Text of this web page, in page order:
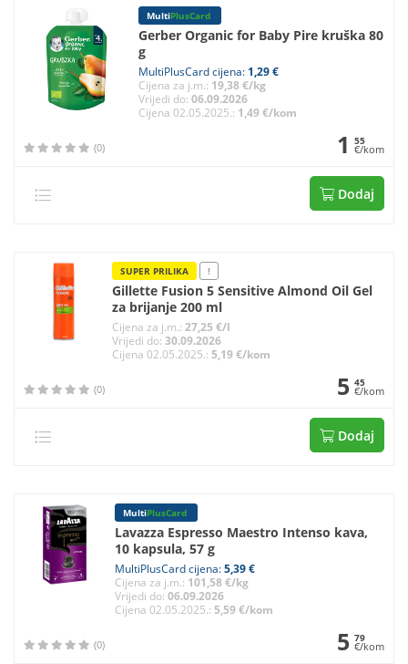
MultiPlusCard
Gerber Organic for Baby Pire kruška 80
g
MultiPlusCard cijena: 1,29 €
Cijena za j.m.: 19,38 €/kg
Vrijedi do: 06.09.2026
Cijena 02.05.2025.: 1,49 €/kom
(0) 1 55
€/kom
Dodaj
SUPER PRILIKA !
Gillette Fusion 5 Sensitive Almond Oil Gel
za brijanje 200 ml
Cijena za j.m.:27,25 €/l
Vrijedi do:30.09.2026
Cijena 02.05.2025.:5,19 €/kom
(0) 5 45
€/kom
Dodaj
MultiPlusCard
Lavazza Espresso Maestro Intenso kava,
10 kapsula, 57 g
MultiPlusCard cijena:5,39 €
Cijena za j.m.: 101,58 €/kg
Vrijedi do:06.09.2026
Cijena 02.05.2025.:5,59 €/kom
(0) 5 79
€/kom